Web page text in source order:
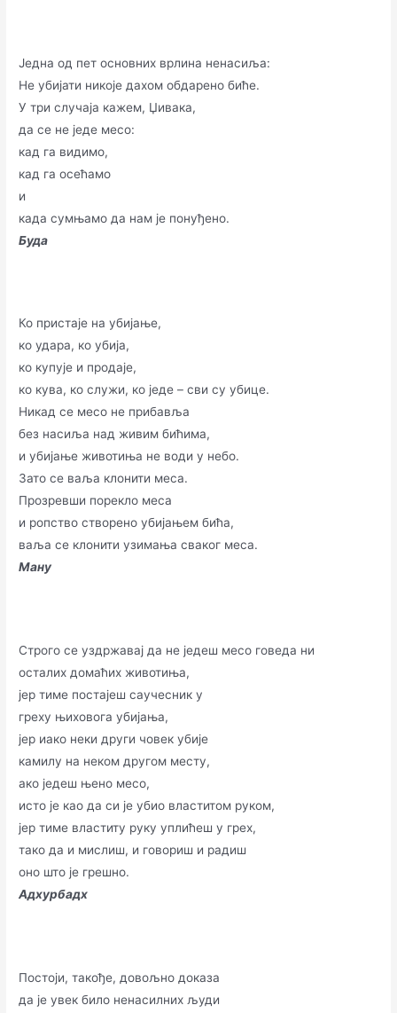
Једна од пет основних врлина ненасиља:
Не убијати никоје дахом обдарено биће.
У три случаја кажем, Џивака,
да се не једе месо:
кад га видимо,
кад га осећамо
и
када сумњамо да нам је понуђено.
Буда
Ко пристаје на убијање,
ко удара, ко убија,
ко купује и продаје,
ко кува, ко служи, ко једе – сви су убице.
Никад се месо не прибавља
без насиља над живим бићима,
и убијање животиња не води у небо.
Зато се ваља клонити меса.
Прозревши порекло меса
и ропство створено убијањем бића,
ваља се клонити узимања сваког меса.
Ману
Строго се уздржавај да не једеш месо говеда ни
осталих домаћих животиња,
јер тиме постајеш саучесник у
греху њиховога убијања,
јер иако неки други човек убије
камилу на неком другом месту,
ако једеш њено месо,
исто је као да си је убио властитом руком,
јер тиме властиту руку уплићеш у грех,
тако да и мислиш, и говориш и радиш
оно што је грешно.
Адхурбадх
Постоји, такође, довољно доказа
да је увек било ненасилних људи